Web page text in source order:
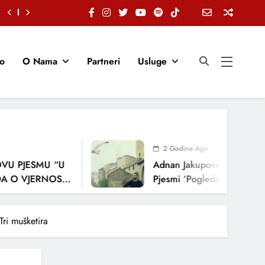
O Nama Partneri Usluge
“U
2 Godine Ago
Adnan Jakupović Donosi
Pjesmi ‘Pogledaj Me’
mušketira